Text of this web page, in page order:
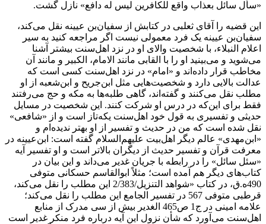
«سأل سائل بعذاب واقع للکافرین لیس له دافع» نازل گشت.
این قضیه را آقای ثعلبی در کتابش از سفیان‌بن عیینه نقل می‌کند،
سفیان‌بن عیینه یک فرد معمولی نیست اگر مراجعه کنید به سیر
اعلام النبلاء، با شخصیت والای او در نزد اهل‌سنت بیشتر آشنا
می‌شوید و می‌بینید او را با القابی مانند الامام، الکبیر و مانند آن
مخاطب قرار داده‌اند و «امام» در نزد اهل‌سنت کسی است که
عدالت بالایی دارد و شخصیت‌هایی مثل ابن‌جریح و ابن‌شعبه از او
مطلب نقل می‌کنند و گفته‌اند، گاهی طلبه‌ها به مکه و حج می‌رفتند
فقط برای این‌که در درس او شرکت کنند. این شخصیت در مسایل
حدیثی و تفسیری به قول خود اهل‌سنت یکه‌تاز است و از «شافعی»
نقل شده است که من در حدیث و تفسیر از او بهتر ندیده‌ام و
«ابن‌مهدی» عالم دیگر اهل‌بیت علیهم‌السلام گفته است: ابن‌عیینه در
معرفت قرآن و تفسیر حدیث از دیگران بالاتر است و او تفسیر آیه
«سئل سائل» را در رابطه با جریان غدیر می‌داند و این بیان در
کتاب‌های دیگر هم آمده است؛ مثلاً ابوالقاسم حسکانی متوفی
490ه.ق، در کتاب «شواهد التنزیل/2/383 این مطلب را نقل می‌کند،
قرطبی متوفی 567 در تفسیر الجامع این مطلب را نقل می‌کند؛
علامه امینی در ج1 ص465 الغدیر بیش از سی مدرک از منابع
اهل‌سنت می‌آورد که‌ شأن نزول این آیه درباره فرد منکر غدیر است